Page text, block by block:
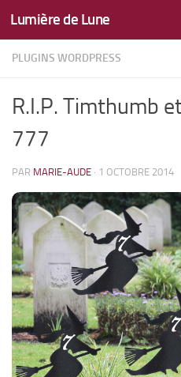
Skip to content
Lumière de Lune
PLUGINS WORDPRESS
R.I.P. Timthumb
777
PAR MARIE-AUDE · 1 OCTOBRE 2014